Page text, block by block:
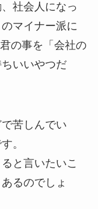
社会人になっ
マイナー派に
の事を「会社の
いいやつだ
苦しんでい
。
と言いたいこ
るのでしょ